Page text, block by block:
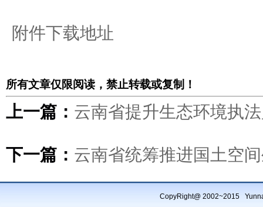
附件下载地址
所有文章仅限阅读，禁止转载或复制！
上一篇： 云南省提升生态环境执
下一篇： 云南省统筹推进国土空
CopyRight@ 2002~2015